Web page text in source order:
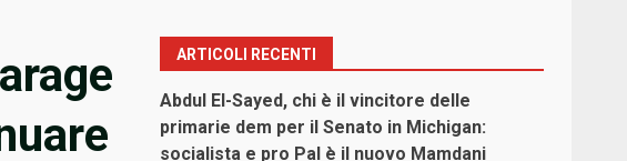
ARTICOLI RECENTI
Abdul El-Sayed, chi è il vincitore delle
primarie dem per il Senato in Michigan:
socialista e pro Pal è il nuovo Mamdani